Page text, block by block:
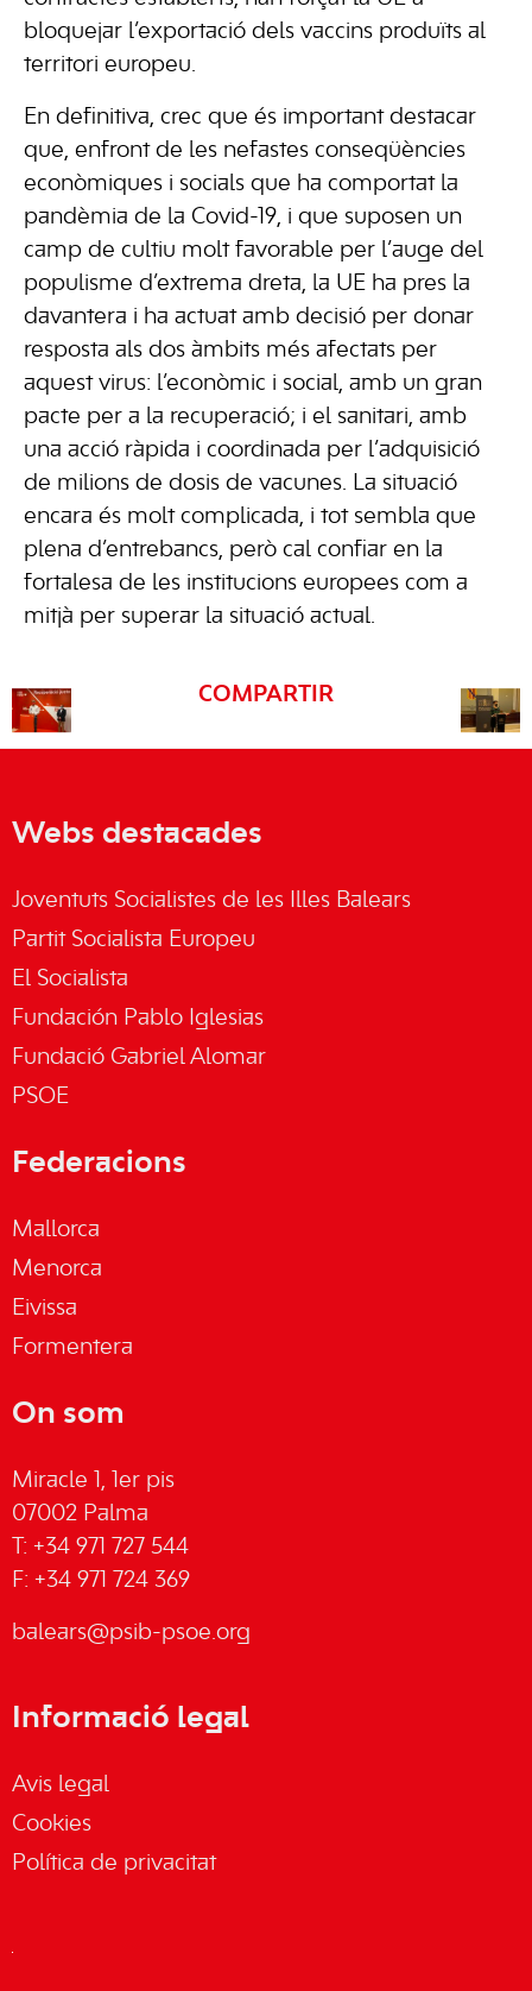
bloquejar l’exportació dels vaccins produïts al
territori europeu.
En definitiva, crec que és important destacar
que, enfront de les nefastes conseqüències
econòmiques i socials que ha comportat la
pandèmia de la Covid-19, i que suposen un
camp de cultiu molt favorable per l’auge del
populisme d’extrema dreta, la UE ha pres la
davantera i ha actuat amb decisió per donar
resposta als dos àmbits més afectats per
aquest virus: l’econòmic i social, amb un gran
pacte per a la recuperació; i el sanitari, amb
una acció ràpida i coordinada per l’adquisició
de milions de dosis de vacunes. La situació
encara és molt complicada, i tot sembla que
plena d’entrebancs, però cal confiar en la
fortalesa de les institucions europees com a
mitjà per superar la situació actual.
COMPARTIR
Webs destacades
Joventuts Socialistes de les Illes Balears
Partit Socialista Europeu
El Socialista
Fundación Pablo Iglesias
Fundació Gabriel Alomar
PSOE
Federacions
Mallorca
Menorca
Eivissa
Formentera
On som
Miracle 1, 1er pis
07002 Palma
T: +34 971 727 544
F: +34 971 724 369
balears@psib-psoe.org
Informació legal
Avis legal
Cookies
Política de privacitat